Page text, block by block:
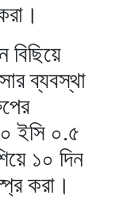
বিছিয়ে
ব্যবস্থা
ইসি ০.৫
১০ দিন
করা।